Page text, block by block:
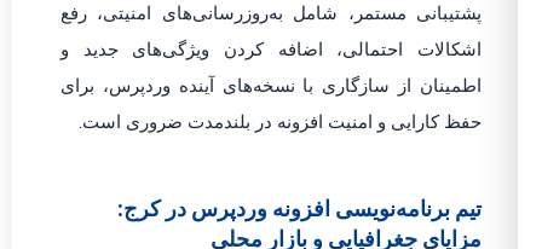
پشتیبانی مستمر، شامل به‌روزرسانی‌های امنیتی، رفع
اشکالات احتمالی، اضافه کردن ویژگی‌های جدید و
اطمینان از سازگاری با نسخه‌های آینده وردپرس، برای
حفظ کارایی و امنیت افزونه در بلندمدت ضروری است.
تیم برنامه‌نویسی افزونه وردپرس در کرج:
مزایای جغرافیایی و بازار محلی